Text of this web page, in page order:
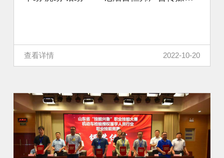
查看详情 2022-10-20